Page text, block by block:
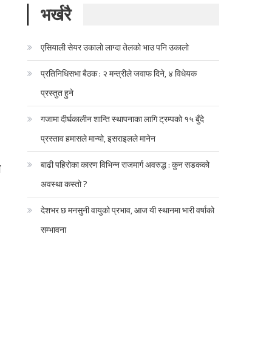
भर्खरै
एसियाली सेयर उकालो लाग्दा तेलको भाउ पनि उकालो
प्रतिनिधिसभा बैठक : २ मन्त्रीले जवाफ दिने, ४ विधेयक
प्रस्तुत हुने
गजामा दीर्घकालीन शान्ति स्थापनाका लागि ट्रम्पको १५ बुँदे
प्रस्ताव हमासले मान्यो, इसराइलले मानेन
बाढी पहिरोका कारण विभिन्न राजमार्ग अवरुद्ध : कुन सडकको
अवस्था कस्तो ?
देशभर छ मनसुनी वायुको प्रभाव, आज यी स्थानमा भारी वर्षाको
सम्भावना